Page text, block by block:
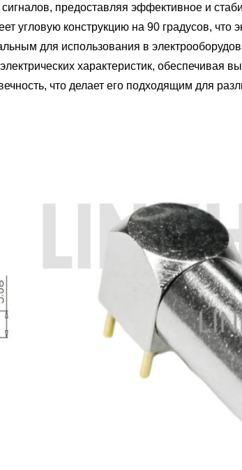
предоставляя эффективное и
угловую конструкцию на 90 градусов, что
для использования в
характеристик, обеспечивая
что делает его подходящим для